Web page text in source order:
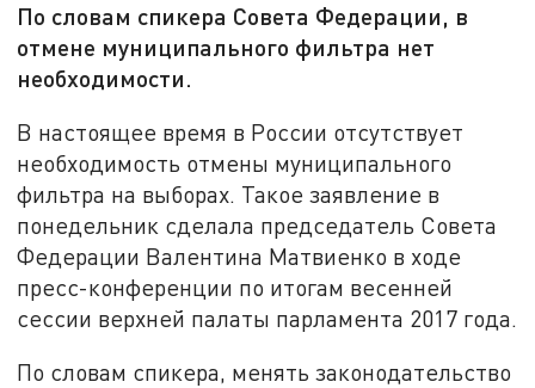
По словам спикера Совета Федерации, в
отмене муниципального фильтра нет
необходимости.
В настоящее время в России отсутствует
необходимость отмены муниципального
фильтра на выборах. Такое заявление в
понедельник сделала председатель Совета
Федерации Валентина Матвиенко в ходе
пресс-конференции по итогам весенней
сессии верхней палаты парламента 2017 года.
По словам спикера, менять законодательство